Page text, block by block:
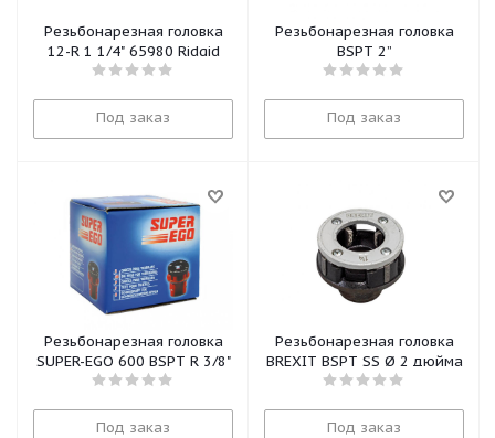
Резьбонарезная головка
12-R 1 1/4" 65980 Ridgid
Под заказ
Резьбонарезная головка
BSPT 2”
Под заказ
Резьбонарезная головка
SUPER-EGO 600 BSPT R 3/8"
Под заказ
Резьбонарезная головка
BREXIT BSPT SS Ø 2 дюйма
Под заказ